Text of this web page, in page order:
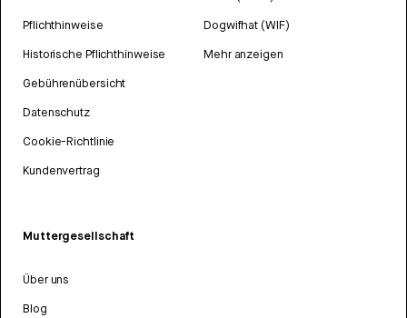
Pflichthinweise
Historische Pflichthinweise
Gebührenübersicht
Datenschutz
Cookie-Richtlinie
Kundenvertrag
Dogwifhat (WIF)
Mehr anzeigen
Muttergesellschaft
Über uns
Blog